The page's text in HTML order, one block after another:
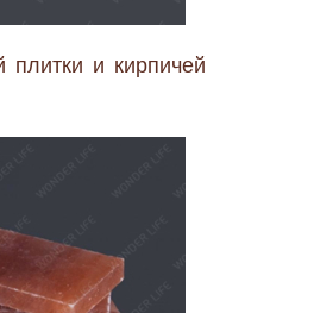
и кирпичей